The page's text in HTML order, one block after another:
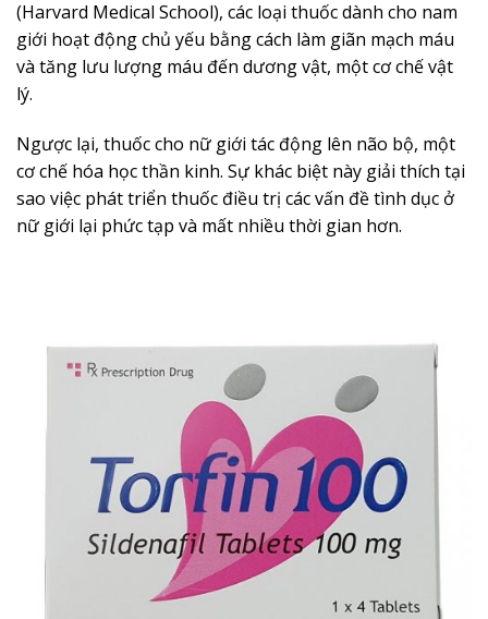
(Harvard Medical School), các loại thuốc dành cho nam
giới hoạt động chủ yếu bằng cách làm giãn mạch máu
và tăng lưu lượng máu đến dương vật, một cơ chế vật
lý.
Ngược lại, thuốc cho nữ giới tác động lên não bộ, một
cơ chế hóa học thần kinh. Sự khác biệt này giải thích tại
sao việc phát triển thuốc điều trị các vấn đề tình dục ở
nữ giới lại phức tạp và mất nhiều thời gian hơn.